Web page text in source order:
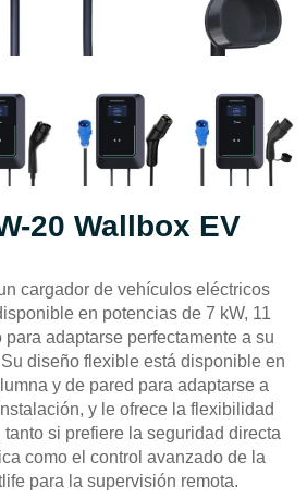
20 Wallbox EV
cargador de vehículos eléctricos
en potencias de 7 kW, 11
para adaptarse perfectamente a su
diseño flexible está disponible en
y de pared para adaptarse a
y le ofrece la flexibilidad
si prefiere la seguridad directa
como el control avanzado de la
para la supervisión remota.